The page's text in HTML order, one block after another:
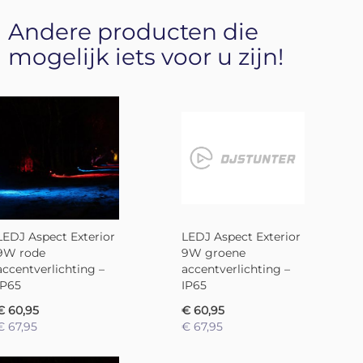
Andere producten die
mogelijk iets voor u zijn!
Aspect Exterior
rode
–
60,95
67,95
LEDJ Aspect Exterior
9W groene
accentverlichting –
IP65
€ 60,95
€ 67,95